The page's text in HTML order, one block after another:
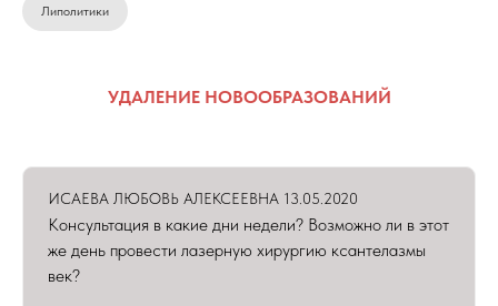
Липолитики
УДАЛЕНИЕ НОВООБРАЗОВАНИЙ
ИСАЕВА ЛЮБОВЬ АЛЕКСЕЕВНА 13.05.2020
Консультация в какие дни недели? Возможно ли в этот
же день провести лазерную хирургию ксантелазмы
век?